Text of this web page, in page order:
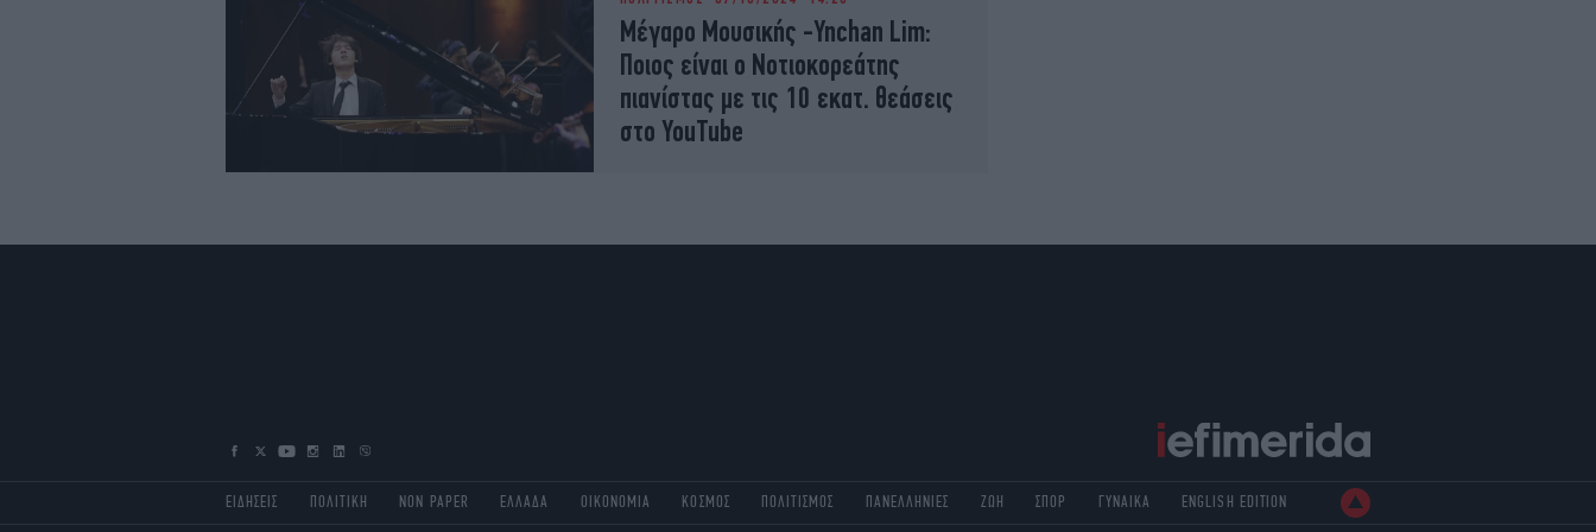
Μέγαρο Μουσικής -Ynchan Lim:
Ποιος είναι ο Νοτιοκορεάτης
πιανίστας με τις 10 εκατ. θεάσεις
στο YouTube
ΕΙΔΗΣΕΙΣ ΠΟΛΙΤΙΚΗ NON PAPER ΕΛΛΑΔΑ ΟΙΚΟΝΟΜΙΑ ΚΟΣΜΟΣ ΠΟΛΙΤΙΣΜΟΣ ΠΑΝΕΛΛΗΝΙΕΣ ΖΩΗ ΣΠΟΡ ΓΥΝΑΙΚΑ ENGLISH EDITION